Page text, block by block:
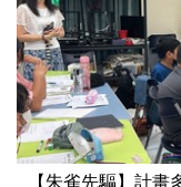
【朱雀先驅】計